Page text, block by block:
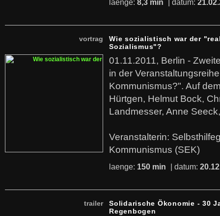
laenge: 8,3 min | datum:
vortrag
Wie sozialistisch war der
Sozialismus"?
01.11.2011, Berlin -
in der
Kommunismus?". Auf
Hürtgen, Helmut Bock,
Landmesser, Anne
Veranstalterin:
Kommunismus (SEK)
laenge: 150 min | datum:
trailer
Solidarische Ökonomie - 30
Regenbogen